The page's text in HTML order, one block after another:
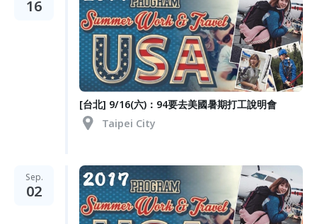
16
[台北] 9/16(六)：94要去美國暑期打工說明會
Taipei City
Sep.
02